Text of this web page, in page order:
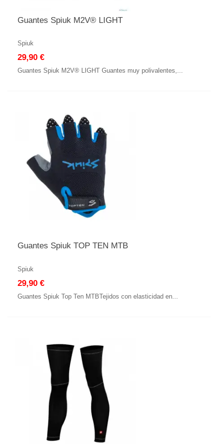
Guantes Spiuk M2V® LIGHT
Spiuk
29,90 €
Guantes Spiuk M2V® LIGHT Guantes muy polivalentes,...
Guantes Spiuk TOP TEN MTB
Spiuk
29,90 €
Guantes Spiuk Top Ten MTBTejidos con elasticidad en...